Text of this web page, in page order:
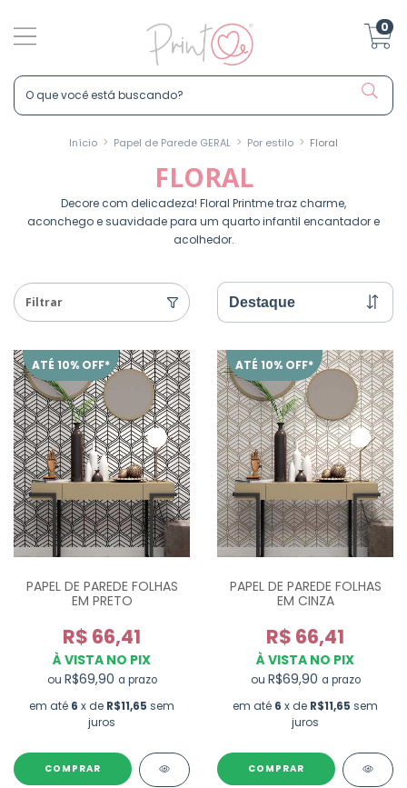
0
Início > Papel de Parede GERAL > Por estilo > Floral
FLORAL
Decore com delicadeza! Floral Printme traz charme,
aconchego e suavidade para um quarto infantil encantador e
acolhedor.
Filtrar
ATÉ 10% OFF*
PAPEL DE PAREDE FOLHAS
EM PRETO
R$ 66,41
À VISTA NO PIX
ou R$69,90 a prazo
em até 6 x de R$11,65 sem
juros
ATÉ 10% OFF*
PAPEL DE PAREDE FOLHAS
EM CINZA
R$ 66,41
À VISTA NO PIX
ou R$69,90 a prazo
em até 6 x de R$11,65 sem
juros